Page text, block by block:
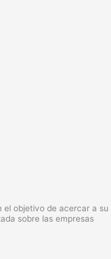
el objetivo de acercar a su
sobre las empresas